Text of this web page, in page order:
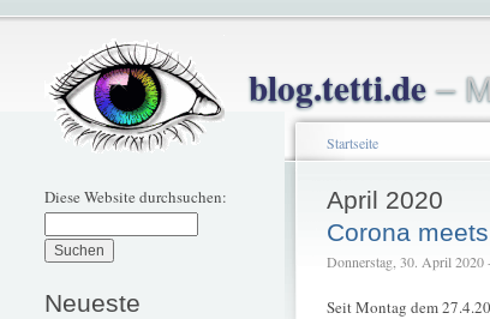
blog.tetti.de–
Diese Website durchsuchen:
Neueste
Startseite
April 2020
Corona
Donnerstag, 30. April 2020
Seit Montag dem